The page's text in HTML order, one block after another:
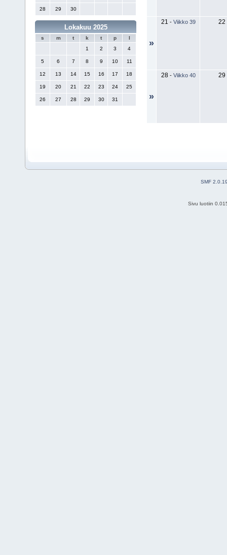
28 29 30
Lokakuu 2025
s m t k t p
l
1
2 3 4
5 6 7 8 9 10 11
12 13 14 15 16 17 18
19 20 21 22 23 24 25
26 27 28 29 30 31
»
21 - Viikko 39 22
»
28- Viikko 40 29
SMF
Sivu luotiin